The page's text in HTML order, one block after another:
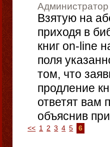
Администратор
Взятую на
приходя в
книг on-line
поля
том, что
продление
ответят вам
объяснив
<< 1 2 3 4 5 6